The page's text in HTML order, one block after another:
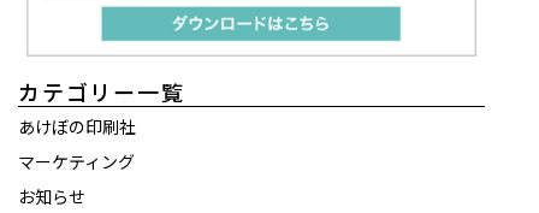
カテゴリー一覧
あけぼの印刷社
マーケティング
お知らせ